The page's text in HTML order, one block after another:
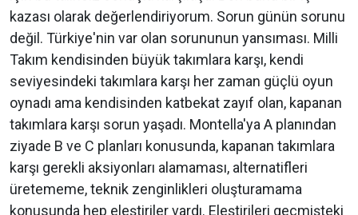
kazası olarak değerlendiriyorum. Sorun günün sorunu
değil. Türkiye'nin var olan sorununun yansıması. Milli
Takım kendisinden büyük takımlara karşı, kendi
seviyesindeki takımlara karşı her zaman güçlü oyun
oynadı ama kendisinden katbekat zayıf olan, kapanan
takımlara karşı sorun yaşadı. Montella'ya A planından
ziyade B ve C planları konusunda, kapanan takımlara
karşı gerekli aksiyonları alamaması, alternatifleri
üretememe, teknik zenginlikleri oluşturamama
konusunda hep eleştiriler vardı. Eleştirileri geçmişteki